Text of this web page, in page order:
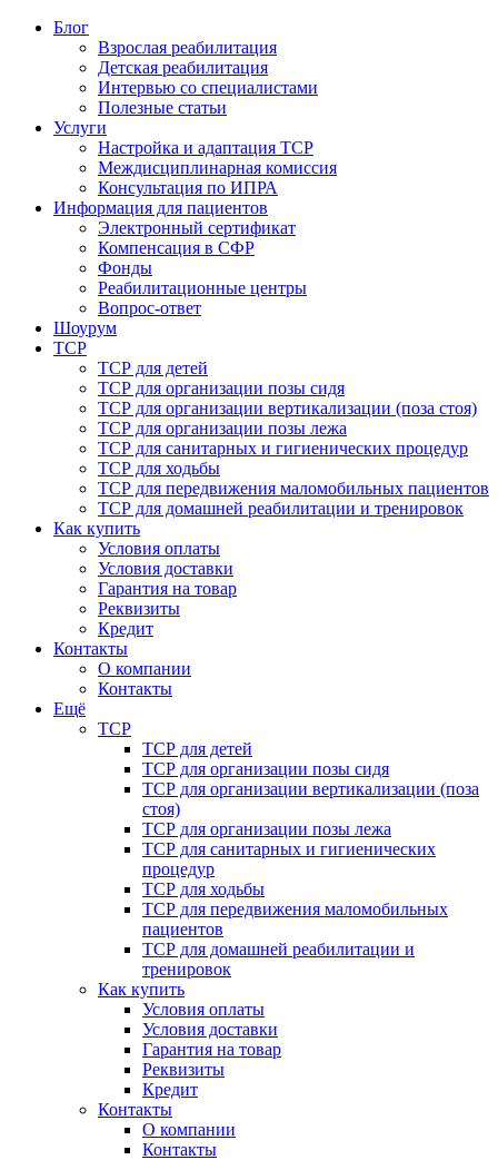
Блог
Взрослая реабилитация
Детская реабилитация
Интервью со специалистами
Полезные статьи
Услуги
Настройка и адаптация ТСР
Междисциплинарная комиссия
Консультация по ИПРА
Информация для пациентов
Электронный сертификат
Компенсация в СФР
Фонды
Реабилитационные центры
Вопрос-ответ
Шоурум
ТСР
ТСР для детей
ТСР для организации позы сидя
ТСР для организации вертикализации (поза стоя)
ТСР для организации позы лежа
ТСР для санитарных и гигиенических процедур
ТСР для ходьбы
ТСР для передвижения маломобильных пациентов
ТСР для домашней реабилитации и тренировок
Как купить
Условия оплаты
Условия доставки
Гарантия на товар
Реквизиты
Кредит
Контакты
О компании
Контакты
Ещё
ТСР
ТСР для детей
ТСР для организации позы сидя
ТСР для организации вертикализации (поза
стоя)
ТСР для организации позы лежа
ТСР для санитарных и гигиенических
процедур
ТСР для ходьбы
ТСР для передвижения маломобильных
пациентов
ТСР для домашней реабилитации и
тренировок
Как купить
Условия оплаты
Условия доставки
Гарантия на товар
Реквизиты
Кредит
Контакты
О компании
Контакты